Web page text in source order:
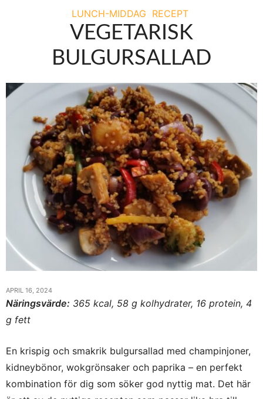
LUNCH-MIDDAG RECEPT
VEGETARISK
BULGURSALLAD
APRIL 16, 2024
Näringsvärde: 365 kcal, 58 g kolhydrater, 16 protein, 4
g fett
En krispig och smakrik bulgursallad med champinjoner,
kidneybönor, wokgrönsaker och paprika – en perfekt
kombination för dig som söker god nyttig mat. Det här